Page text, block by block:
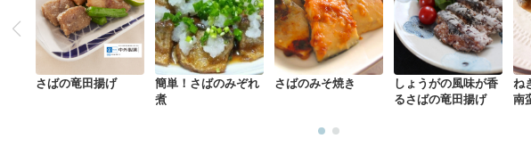
さばの竜田揚げ
簡単！さばのみぞれ
煮
さばのみそ焼き
しょうがの風味が香
るさばの竜田揚げ
ね
南